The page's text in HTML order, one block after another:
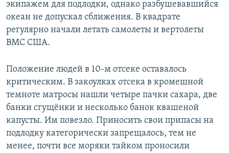
экипажем для подлодки, однако разбушевавшийся
океан не допускал сближения. В квадрате
регулярно начали летать самолеты и вертолеты
ВМС США.
Положение людей в 10-м отсеке оставалось
критическим. В закоулках отсека в кромешной
темноте матросы нашли четыре пачки сахара, две
банки сгущёнки и несколько банок квашеной
капусты. Им повезло. Приносить свои припасы на
подлодку категорически запрещалось, тем не
менее, почти все моряки тайком проносили